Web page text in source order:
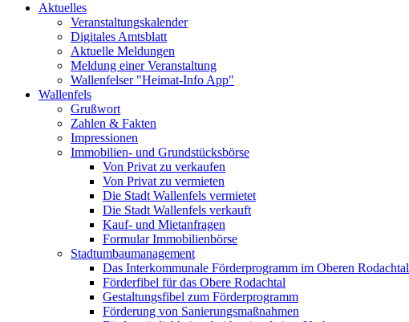
Aktuelles
Veranstaltungskalender
Digitales Amtsblatt
Aktuelle Meldungen
Meldung einer Veranstaltung
Wallenfelser "Heimat-Info App"
Wallenfels
Grußwort
Zahlen & Fakten
Impressionen
Immobilien- und Grundstücksbörse
Von Privat zu verkaufen
Von Privat zu vermieten
Die Stadt Wallenfels vermietet
Die Stadt Wallenfels verkauft
Kauf- und Mietanfragen
Formular Immobilienbörse
Stadtumbaumanagement
Das Interkommunale Förderprogramm im Oberen Rodachtal
Förderfibel für das Obere Rodachtal
Gestaltungsfibel zum Förderprogramm
Förderung von Sanierungsmaßnahmen